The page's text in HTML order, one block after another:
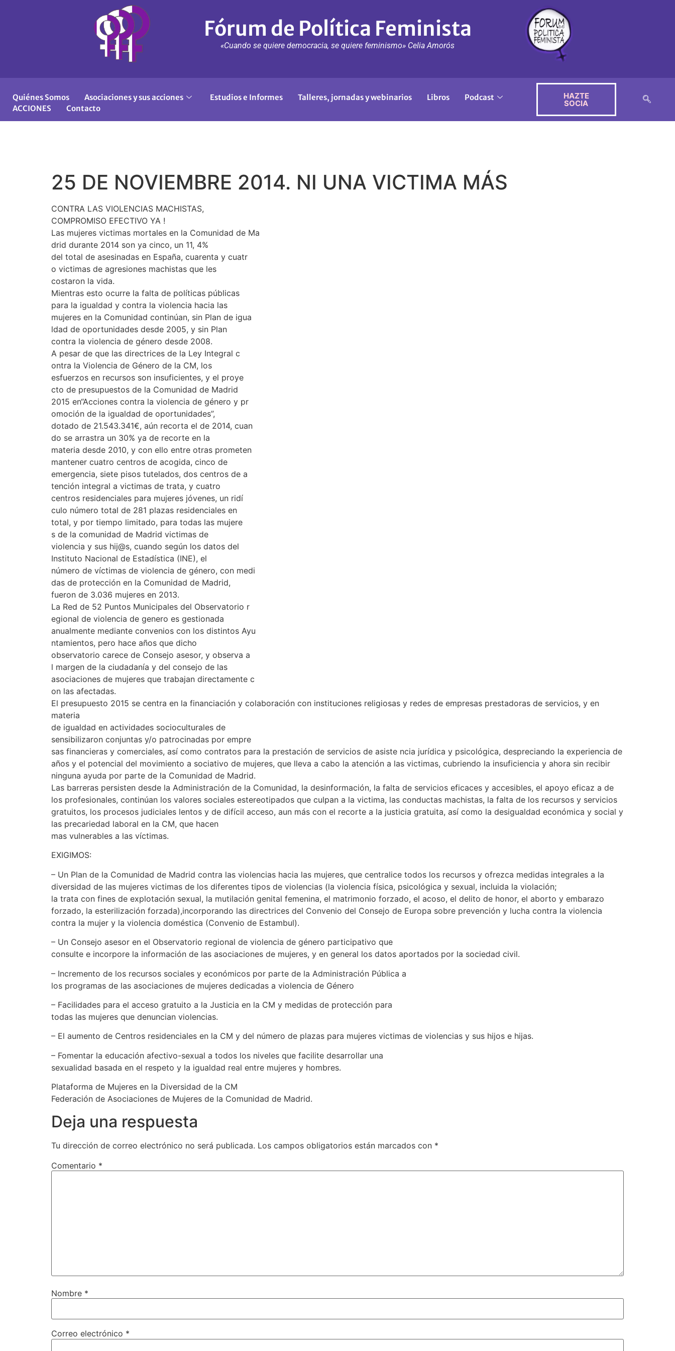
Fórum de Política Feminista
«Cuando se quiere democracia, se quiere feminismo» Celia Amorós
Quiénes Somos Asociaciones y sus acciones Estudios e Informes Talleres, jornadas y webinarios Libros
Podcast
ACCIONES
Contacto
HAZTE
SOCIA
25 DE NOVIEMBRE 2014. NI UNA VICTIMA MÁS
CONTRA LAS VIOLENCIAS MACHISTAS,
COMPROMISO EFECTIVO YA !
Las mujeres victimas mortales en la Comunidad de Ma
drid durante 2014 son ya cinco, un 11, 4%
del total de asesinadas en España, cuarenta y cuatr
o victimas de agresiones machistas que les
costaron la vida.
Mientras esto ocurre la falta de políticas públicas
para la igualdad y contra la violencia hacia las
mujeres en la Comunidad continúan, sin Plan de igua
ldad de oportunidades desde 2005, y sin Plan
contra la violencia de género desde 2008.
A pesar de que las directrices de la Ley Integral c
ontra la Violencia de Género de la CM, los
esfuerzos en recursos son insuficientes, y el proye
cto de presupuestos de la Comunidad de Madrid
2015 en“Acciones contra la violencia de género y pr
omoción de la igualdad de oportunidades”,
dotado de 21.543.341€, aún recorta el de 2014, cuan
do se arrastra un 30% ya de recorte en la
materia desde 2010, y con ello entre otras prometen
mantener cuatro centros de acogida, cinco de
emergencia, siete pisos tutelados, dos centros de a
tención integral a victimas de trata, y cuatro
centros residenciales para mujeres jóvenes, un ridí
culo número total de 281 plazas residenciales en
total, y por tiempo limitado, para todas las mujere
s de la comunidad de Madrid victimas de
violencia y sus hij@s, cuando según los datos del
Instituto Nacional de Estadística (INE), el
número de víctimas de violencia de género, con medi
das de protección en la Comunidad de Madrid,
fueron de 3.036 mujeres en 2013.
La Red de 52 Puntos Municipales del Observatorio r
egional de violencia de genero es gestionada
anualmente mediante convenios con los distintos Ayu
ntamientos, pero hace años que dicho
observatorio carece de Consejo asesor, y observa a
l margen de la ciudadanía y del consejo de las
asociaciones de mujeres que trabajan directamente c
on las afectadas.
El presupuesto 2015 se centra en la financiación y colaboración con instituciones religiosas y redes de empresas prestadoras de servicios, y en
materia
de igualdad en actividades socioculturales de
sensibilizaron conjuntas y/o patrocinadas por empre
sas financieras y comerciales, así como contratos para la prestación de servicios de asiste ncia jurídica y psicológica, despreciando la experiencia de
años y el potencial del movimiento a sociativo de mujeres, que lleva a cabo la atención a las victimas, cubriendo la insuficiencia y ahora sin recibir
ninguna ayuda por parte de la Comunidad de Madrid.
Las barreras persisten desde la Administración de la Comunidad, la desinformación, la falta de servicios eficaces y accesibles, el apoyo eficaz a de
los profesionales, continúan los valores sociales estereotipados que culpan a la victima, las conductas machistas, la falta de los recursos y servicios
gratuitos, los procesos judiciales lentos y de difícil acceso, aun más con el recorte a la justicia gratuita, así como la desigualdad económica y social y
las precariedad laboral en la CM, que hacen
mas vulnerables a las víctimas.
EXIGIMOS:
– Un Plan de la Comunidad de Madrid contra las violencias hacia las mujeres, que centralice todos los recursos y ofrezca medidas integrales a la
diversidad de las mujeres victimas de los diferentes tipos de violencias (la violencia física, psicológica y sexual, incluida la violación;
la trata con fines de explotación sexual, la mutilación genital femenina, el matrimonio forzado, el acoso, el delito de honor, el aborto y embarazo
forzado, la esterilización forzada),incorporando las directrices del Convenio del Consejo de Europa sobre prevención y lucha contra la violencia
contra la mujer y la violencia doméstica (Convenio de Estambul).
– Un Consejo asesor en el Observatorio regional de violencia de género participativo que
consulte e incorpore la información de las asociaciones de mujeres, y en general los datos aportados por la sociedad civil.
– Incremento de los recursos sociales y económicos por parte de la Administración Pública a
los programas de las asociaciones de mujeres dedicadas a violencia de Género
– Facilidades para el acceso gratuito a la Justicia en la CM y medidas de protección para
todas las mujeres que denuncian violencias.
– El aumento de Centros residenciales en la CM y del número de plazas para mujeres victimas de violencias y sus hijos e hijas.
– Fomentar la educación afectivo-sexual a todos los niveles que facilite desarrollar una
sexualidad basada en el respeto y la igualdad real entre mujeres y hombres.
Plataforma de Mujeres en la Diversidad de la CM
Federación de Asociaciones de Mujeres de la Comunidad de Madrid.
Deja una respuesta
Tu dirección de correo electrónico no será publicada. Los campos obligatorios están marcados con *
Comentario *
Nombre *
Correo electrónico *